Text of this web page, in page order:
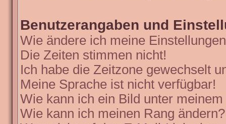
Benutzerangaben und
Wie ändere ich meine
Die Zeiten stimmen nicht!
Ich habe die Zeitzone gewechselt
Meine Sprache ist nicht verfügbar!
Wie kann ich ein Bild unter
Wie kann ich meinen Rang ändern?